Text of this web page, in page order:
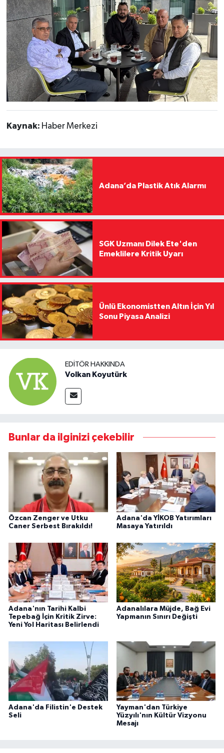
Kaynak: Haber Merkezi
Adana’da Plastik Atık Alarmı
SGK Uzmanı Dilek Ete'den
Emeklilere Kritik Uyarı
Ünlü Ekonomistten Altın İçin Yıl
Sonu Piyasa Analizi
EDITÖR HAKKINDA
Volkan Koyutürk
Bunlar da ilginizi çekebilir
Özcan Zenger ve Utku
Caner Serbest Bırakıldı!
Adana'da YİKOB Yatırımları
Masaya Yatırıldı
Adana'nın Tarihi Kalbi
Tepebağ İçin Kritik Zirve:
Yeni Yol Haritası Belirlendi
Adanalılara Müjde, Bağ Evi
Yapmanın Sınırı Değişti
Adana'da Filistin'e Destek
Seli
Yayman'dan Türkiye
Yüzyılı'nın Kültür Vizyonu
Mesajı